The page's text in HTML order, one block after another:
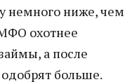
немного ниже, чем
охотнее
а после
больше.